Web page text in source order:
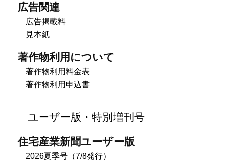
広告関連
広告掲載料
見本紙
著作物利用について
著作物利用料金表
著作物利用申込書
ユーザー版・特別増刊号
住宅産業新聞ユーザー版
2026夏季号（7/8発行）